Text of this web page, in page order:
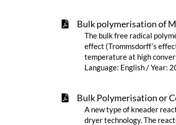
Bulk polymerisation of
The bulk free radical
effect (Trommsdorff’s
temperature at high
Language: English / Year:
Bulk Polymerisation or
A new type of kneader
dryer technology. The